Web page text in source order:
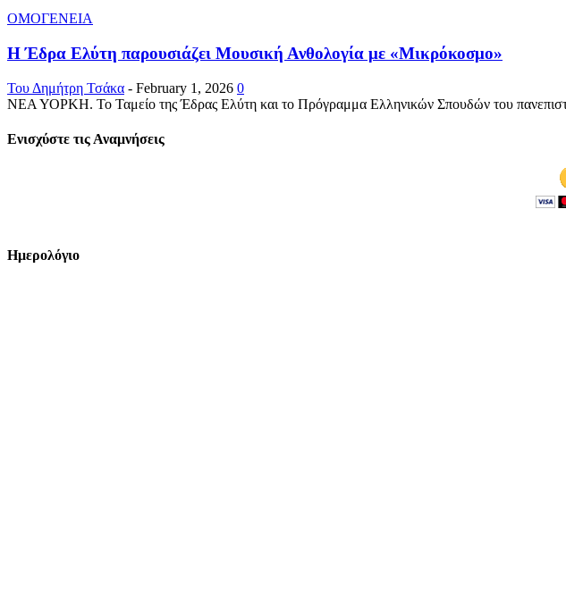
ΟΜΟΓΕΝΕΙΑ
Η Έδρα Ελύτη παρουσιάζει Μουσική Ανθολογία με «Μικρόκοσμο»
Του Δημήτρη Τσάκα - February 1, 2026 0
ΝΕΑ ΥΟΡΚΗ. Το Ταμείο της Έδρας Ελύτη και το Πρόγραμμα Ελληνικών Σπουδών του
Ενισχύστε τις Αναμνήσεις
Ημερολόγιο